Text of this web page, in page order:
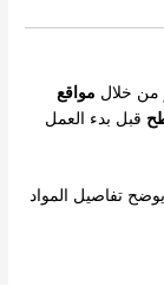
من خلال مواقع
قبل بدء العمل
تفاصيل المواد